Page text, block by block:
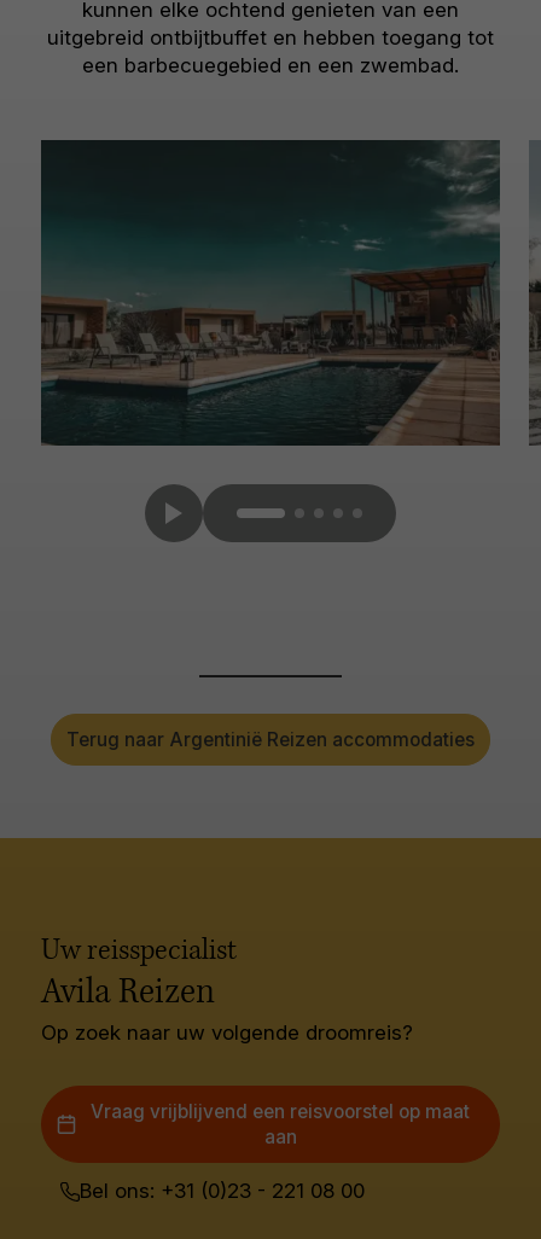
kunnen elke ochtend genieten van een
uitgebreid ontbijtbuffet en hebben toegang tot
een barbecuegebied en een zwembad.
Terug naar Argentinië Reizen accommodaties
Uw reisspecialist
Avila Reizen
Op zoek naar uw volgende droomreis?
Vraag vrijblijvend een reisvoorstel op maat
aan
Bel ons: +31 (0)23 - 221 08 00